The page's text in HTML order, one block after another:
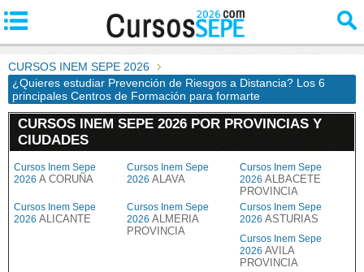
CURSOS INEM SEPE 2026
¿Quieres estudiar Prevención de Riesgos a Distancia? Los 6
principales Centros de Formación para formarte
CURSOS INEM SEPE 2026 POR PROVINCIAS Y
CIUDADES
Cursos Inem Sepe
2026 A CORUÑA
Cursos Inem Sepe
2026 ALAVA
Cursos Inem Sepe
2026 ALBACETE
PROVINCIA
Cursos Inem Sepe
2026 ALICANTE
Cursos Inem Sepe
2026 ALMERIA
PROVINCIA
Cursos Inem Sepe
2026 ASTURIAS
Cursos Inem Sepe
2026 AVILA
PROVINCIA